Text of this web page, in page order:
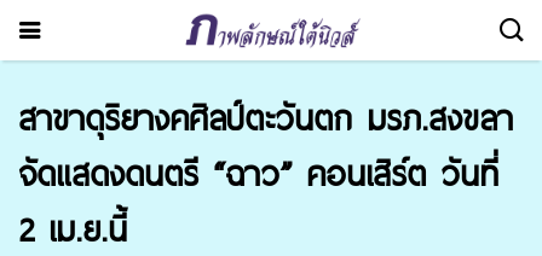
สาขาดุริยางคศิลป์ตะวันตก มรภ.สงขลา
จัดแสดงดนตรี “ฉาว” คอนเสิร์ต วันที่
2 เม.ย.นี้